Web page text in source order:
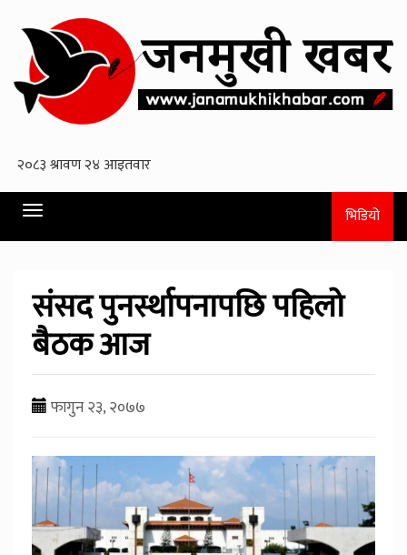
Toggle
navigation
भिडियो
संसद पुनर्स्थापनापछि पहिलो
बैठक आज
फागुन २३, २०७७